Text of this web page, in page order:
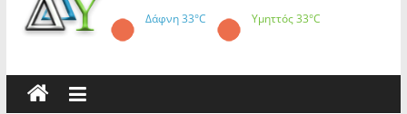
Δάφνη33°C Υμηττός33°C